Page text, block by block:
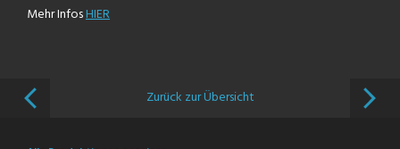
Mehr InfosHIER
Zurück zur Übersicht